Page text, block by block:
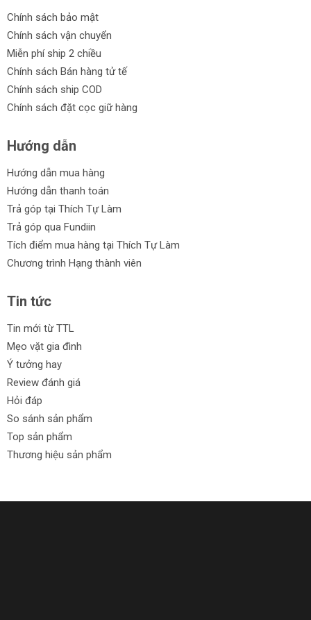
Chính sách bảo mật
Chính sách vận chuyển
Miễn phí ship 2 chiều
Chính sách Bán hàng tử tế
Chính sách ship COD
Chính sách đặt cọc giữ hàng
Hướng dẫn
Hướng dẫn mua hàng
Hướng dẫn thanh toán
Trả góp tại Thích Tự Làm
Trả góp qua Fundiin
Tích điểm mua hàng tại Thích Tự Làm
Chương trình Hạng thành viên
Tin tức
Tin mới từ TTL
Mẹo vặt gia đình
Ý tưởng hay
Review đánh giá
Hỏi đáp
So sánh sản phẩm
Top sản phẩm
Thương hiệu sản phẩm